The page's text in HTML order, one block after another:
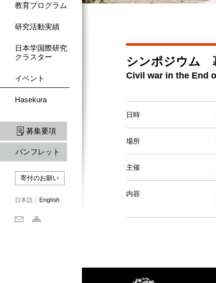
教育プログラム
研究活動実績
日本学国際研究
クラスター
イベント
Hasekura
募集要項
パンフレット
寄付のお願い
日本語 English
シンポジウム
Civil war in the End
日時
場所
主催
内容